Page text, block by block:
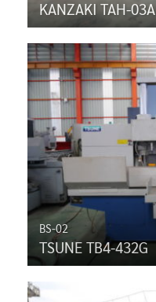
KANZAKI TAH-03A
BS-02
TSUNE TB4-432G